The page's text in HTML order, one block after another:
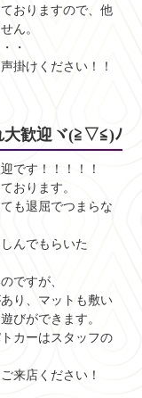
おりますので、他
ん。
・
掛けください！！
大歓迎ヾ(≧▽≦)ﾉ
です！！！！！
おります。
も退屈でつまらな
んでもらいた
ですが、
り、マットも敷い
びができます。
カーはスタッフの
来店ください！